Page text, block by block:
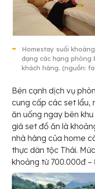
Homestay suối
dạng các hạng phòng
khách hàng. (nguồn:
Bên cạnh dịch vụ
cung cấp các set lẩu,
ăn uống ngay bên
giá set đồ ăn là
nhà hàng của home
thực dân tộc Thái.
khoảng từ 700.000đ –